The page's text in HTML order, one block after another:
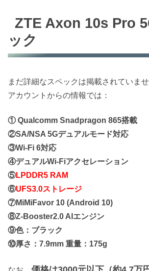
ZTE Axon 10s Pro
ック
まだ詳細なスペックは掲載されていま
アカウントからの情報では：
① Qualcomm Snadpragon 865搭載
②SA/NSA 5Gデュアルモード対応
③Wi-Fi 6対応
④デュアルWi-Fiアクセレーション
⑤LPDDR5 RAM
⑥UFS3.0ストレージ
⑦MiMiFavor 10 (Android 10)
⑧Z-Booster2.0 AIエンジン
⑨色：ブラック
⑩厚さ：7.9mm 重量：175g